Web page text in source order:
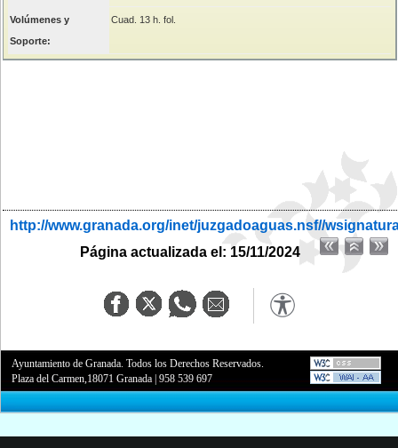
Volúmenes y
Soporte:
Cuad. 13 h. fol.
http://www.granada.org/inet/juzgadoaguas.nsf//
Página actualizada el: 15/11/2024
Ayuntamiento de Granada. Todos los Derechos Reservados.
Plaza del Carmen,18071 Granada |958 539 697